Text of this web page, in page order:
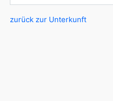
zurück zur Unterkunft